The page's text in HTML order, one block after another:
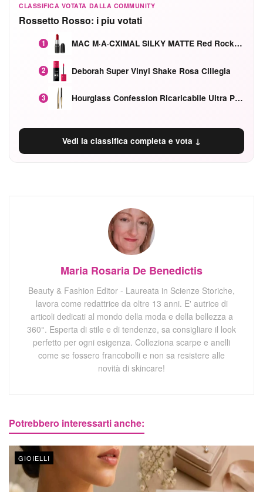
CLASSIFICA VOTATA DALLA COMMUNITY
Rossetto Rosso: i piu votati
1 MAC M·A·CXIMAL SILKY MATTE Red Rock mat
2 Deborah Super Vinyl Shake Rosa Ciliegia
3 Hourglass Confession Ricaricabile Ultra Preciso Ad Alta Intensità Secretly Classic Red
Vedi la classifica completa e vota ↓
Maria Rosaria De Benedictis
Beauty & Fashion Editor - Laureata in Scienze Storiche,
lavora come redattrice da oltre 13 anni. E' autrice di
articoli dedicati al mondo della moda e della bellezza a
360°. Esperta di stile e di tendenze, sa consigliare il look
perfetto per ogni esigenza. Colleziona scarpe e anelli
come se fossero francobolli e non sa resistere alle
novità di skincare!
Potrebbero interessarti anche:
GIOIELLI